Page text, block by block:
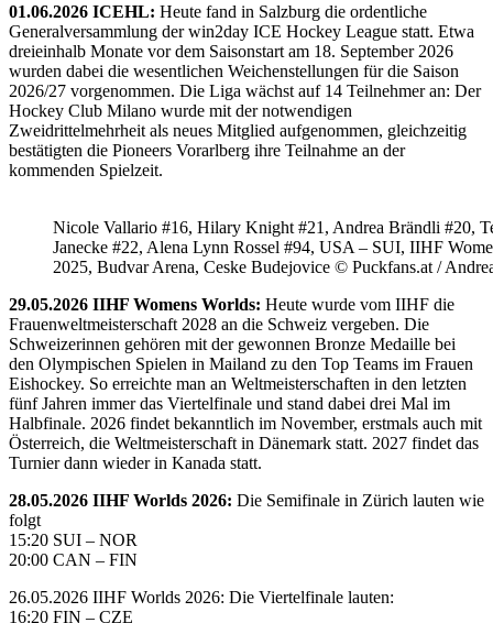
01.06.2026 ICEHL: Heute fand in Salzburg die ordentliche
Generalversammlung der win2day ICE Hockey League statt. Etwa
dreieinhalb Monate vor dem Saisonstart am 18. September 2026
wurden dabei die wesentlichen Weichenstellungen für die Saison
2026/27 vorgenommen. Die Liga wächst auf 14 Teilnehmer an: Der
Hockey Club Milano wurde mit der notwendigen
Zweidrittelmehrheit als neues Mitglied aufgenommen, gleichzeitig
bestätigten die Pioneers Vorarlberg ihre Teilnahme an der
kommenden Spielzeit.
Nicole Vallario #16, Hilary Knight #21, Andrea Brändli #20,
Janecke #22, Alena Lynn Rossel #94, USA – SUI, IIHF
2025, Budvar Arena, Ceske Budejovice © Puckfans.at /
29.05.2026 IIHF Womens Worlds: Heute wurde vom IIHF die
Frauenweltmeisterschaft 2028 an die Schweiz vergeben. Die
Schweizerinnen gehören mit der gewonnen Bronze Medaille bei
den Olympischen Spielen in Mailand zu den Top Teams im Frauen
Eishockey. So erreichte man an Weltmeisterschaften in den letzten
fünf Jahren immer das Viertelfinale und stand dabei drei Mal im
Halbfinale. 2026 findet bekanntlich im November, erstmals auch mit
Österreich, die Weltmeisterschaft in Dänemark statt. 2027 findet das
Turnier dann wieder in Kanada statt.
28.05.2026 IIHF Worlds 2026: Die Semifinale in Zürich lauten wie
folgt
15:20 SUI – NOR
20:00 CAN – FIN
26.05.2026 IIHF Worlds 2026: Die Viertelfinale lauten:
16:20 FIN – CZE